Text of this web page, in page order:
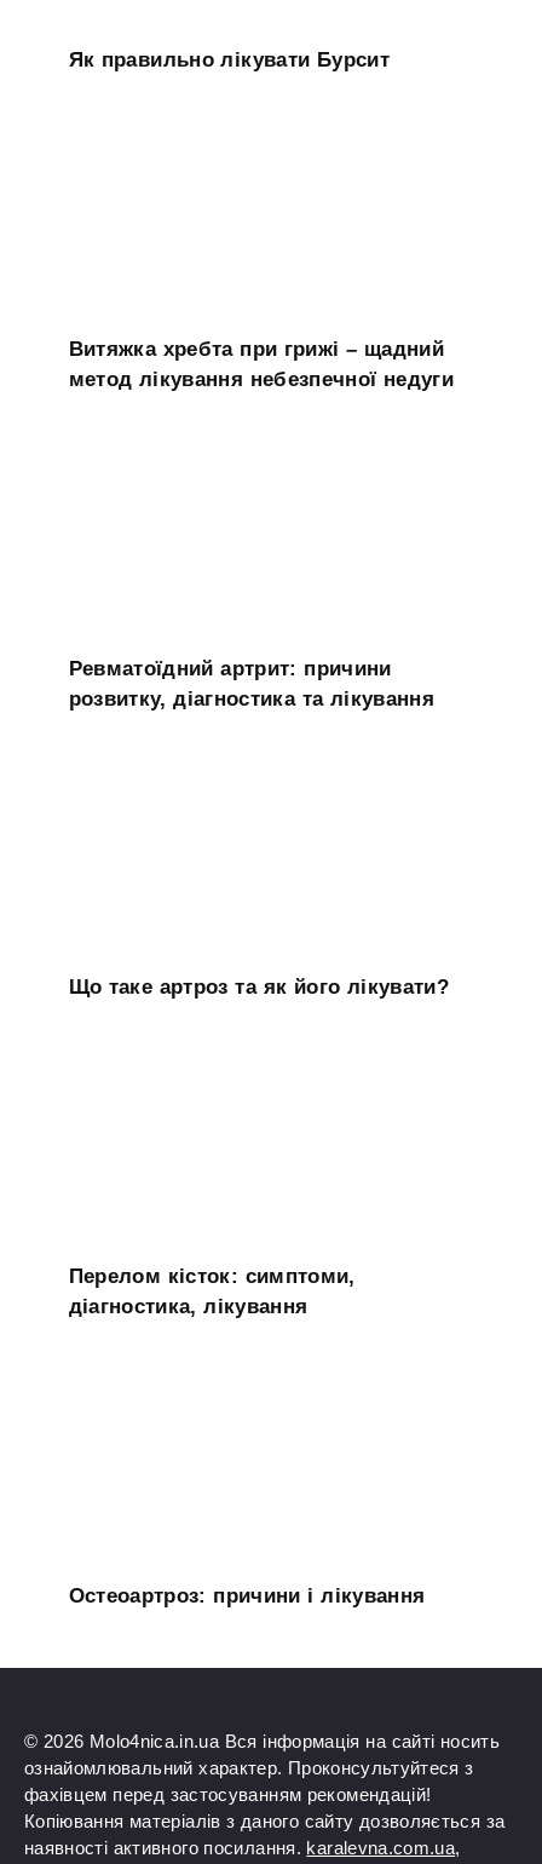
Як правильно лікувати Бурсит
Витяжка хребта при грижі – щадний
метод лікування небезпечної недуги
Ревматоїдний артрит: причини
розвитку, діагностика та лікування
Що таке артроз та як його лікувати?
Перелом кісток: симптоми,
діагностика, лікування
Остеоартроз: причини і лікування
© 2026 Molo4nica.in.ua Вся інформація на сайті носить
ознайомлювальний характер. Проконсультуйтеся з
фахівцем перед застосуванням рекомендацій!
Копіювання матеріалів з даного сайту дозволяється за
наявності активного посилання. karalevna.com.ua,